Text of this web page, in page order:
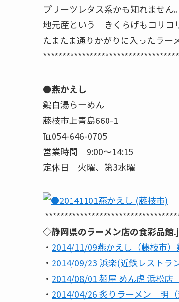
プリーツレタス系かも知れません。
地元産という きくらげもコリコ
たまたま通りかがりに入ったラー
⚫️燕かえし
鷄白湯らーめん
藤枝市上青島660-1
℡054-646-0705
営業時間 9:00～14:15
定休日 火曜、第3水曜
◇静岡県のラーメン店の食彩品館
・ 2014/11/09燕かえし（藤枝市
・ 2014/09/23 浜楽(近鉄レストラ
・ 2014/08/01 麺屋 めん虎 浜松店
・ 2014/04/26 炙りラーメン 明（